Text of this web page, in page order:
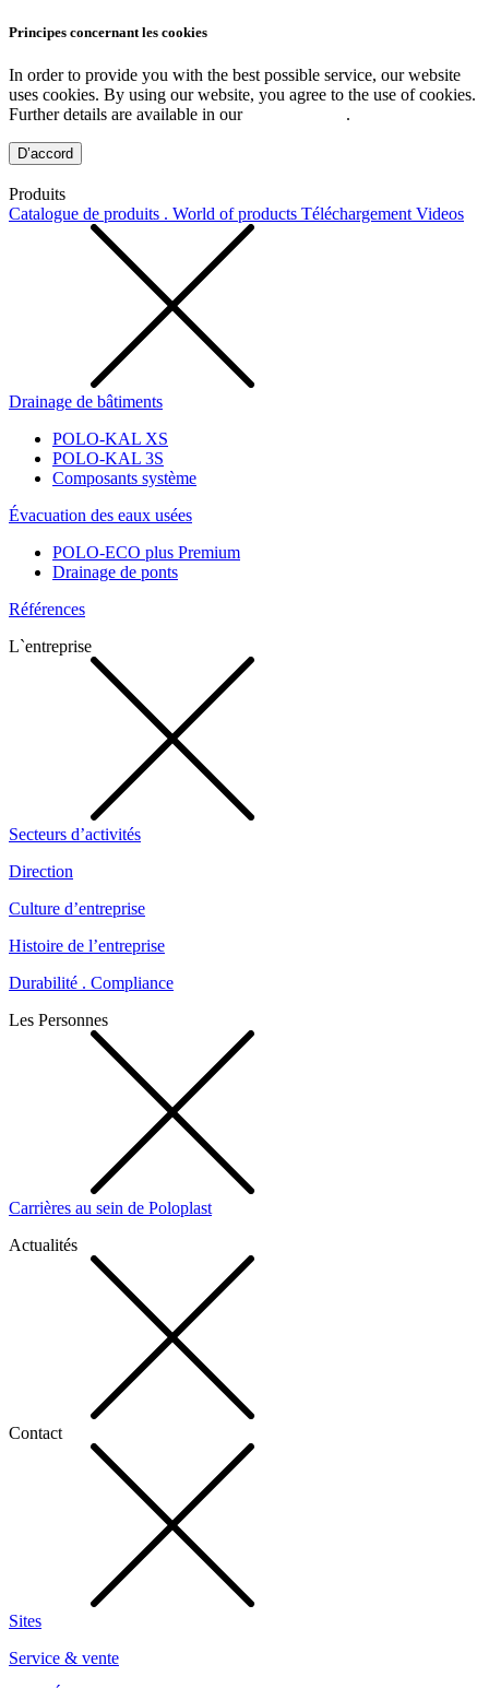
Principes concernant les cookies
In order to provide you with the best possible service, our website
uses cookies. By using our website, you agree to the use of cookies.
Further details are available in our
.
D’accord
Produits
Catalogue de produits . World of products Téléchargement Videos
Drainage de bâtiments
POLO-KAL XS
POLO-KAL 3S
Composants système
Évacuation des eaux usées
POLO-ECO plus Premium
Drainage de ponts
Références
L`entreprise
Secteurs d’activités
Direction
Culture d’entreprise
Histoire de l’entreprise
Durabilité . Compliance
Les Personnes
Carrières au sein de Poloplast
Actualités
Contact
Sites
Service & vente